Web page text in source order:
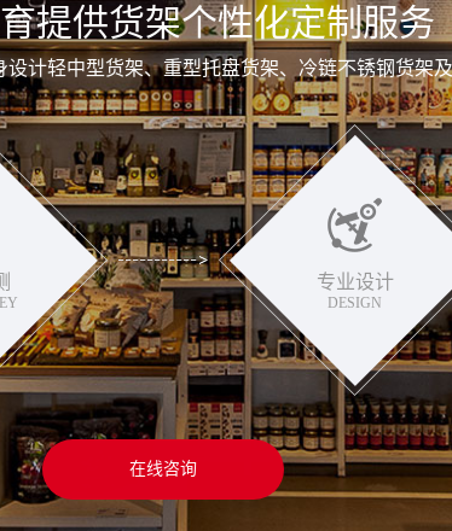
提供货架个性化定制服务
计轻中型货架、重型托盘货架、冷链不锈钢货架
专业设计
DESIGN
在线咨询